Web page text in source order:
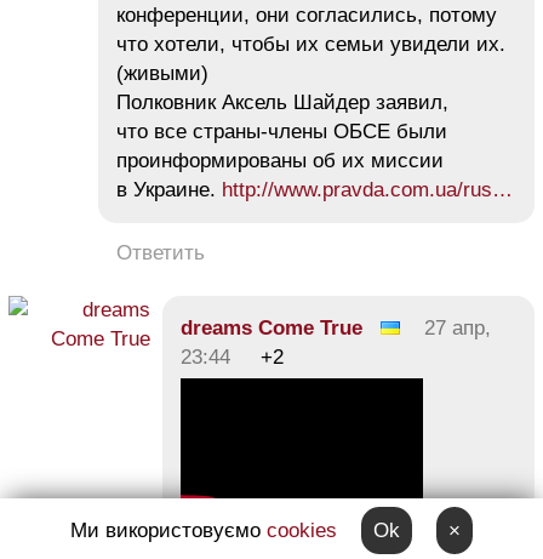
конференции, они согласились, потому
что хотели, чтобы их семьи увидели их.
(живыми)
Полковник Аксель Шайдер заявил,
что все страны-члены ОБСЕ были
проинформированы об их миссии
в Украине. http://www.pravda.com.ua/rus…
Ответить
dreams Come True
27 апр,
23:44
+2
Ми використовуємо cookies Ok ×